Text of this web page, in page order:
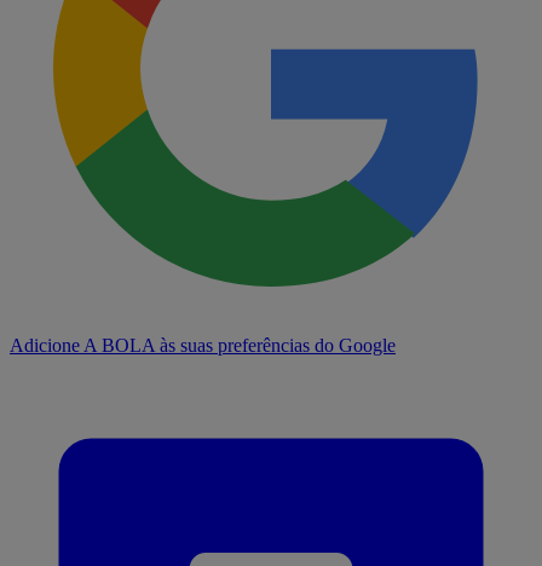
Adicione A BOLA às suas preferências do Google